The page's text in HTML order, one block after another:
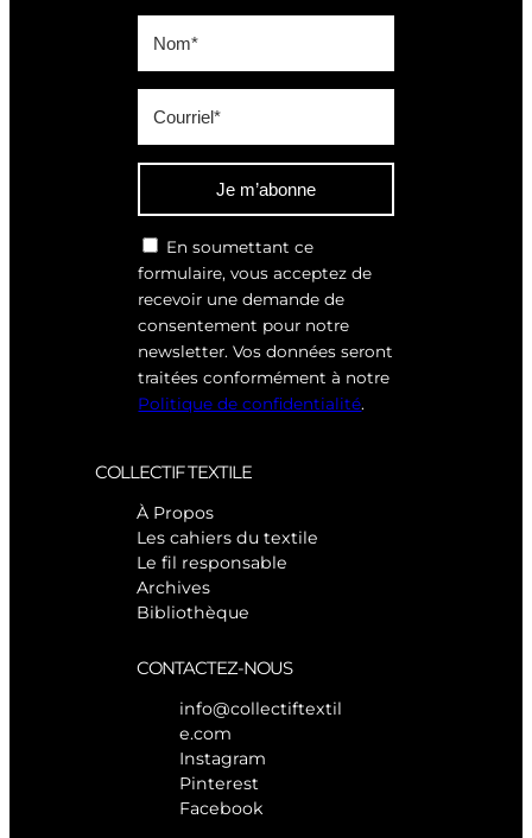
Je m’abonne
En soumettant ce
formulaire, vous acceptez de
recevoir une demande de
consentement pour notre
newsletter. Vos données seront
traitées conformément à notre
Politique de confidentialité.
COLLECTIF TEXTILE
À Propos
Les cahiers du textile
Le fil responsable
Archives
Bibliothèque
CONTACTEZ-NOUS
info@collectiftextil
e.com
Instagram
Pinterest
Facebook